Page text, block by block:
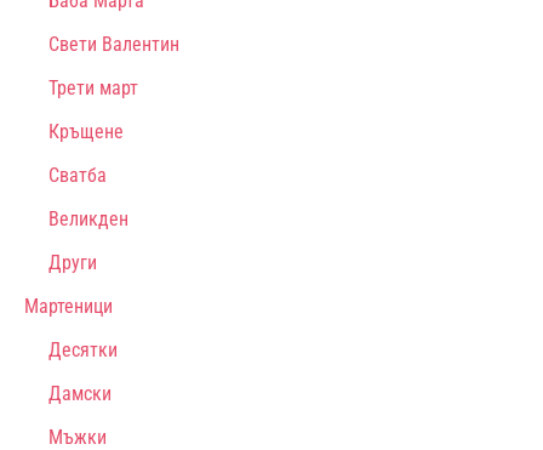
Свети Валентин
Трети март
Кръщене
Сватба
Великден
Други
Мартеници
Десятки
Дамски
Мъжки